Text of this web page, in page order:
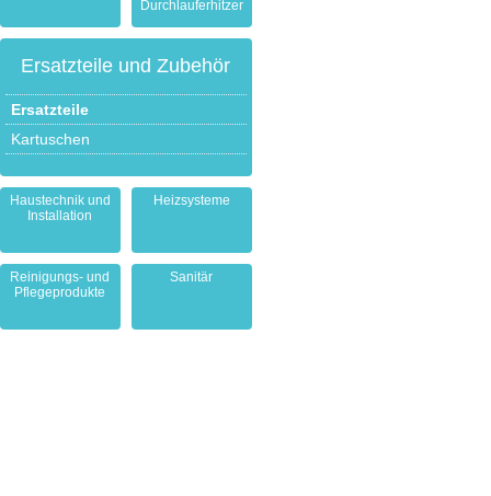
Durchlauferhitzer
Ersatzteile und Zubehör
Ersatzteile
Kartuschen
Haustechnik und
Installation
Heizsysteme
Reinigungs- und
Pflegeprodukte
Sanitär